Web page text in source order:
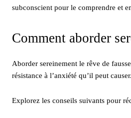
subconscient pour le comprendre et
Comment aborder
Aborder sereinement le rêve de
résistance à l’anxiété qu’il peut
Explorez les conseils suivants pour